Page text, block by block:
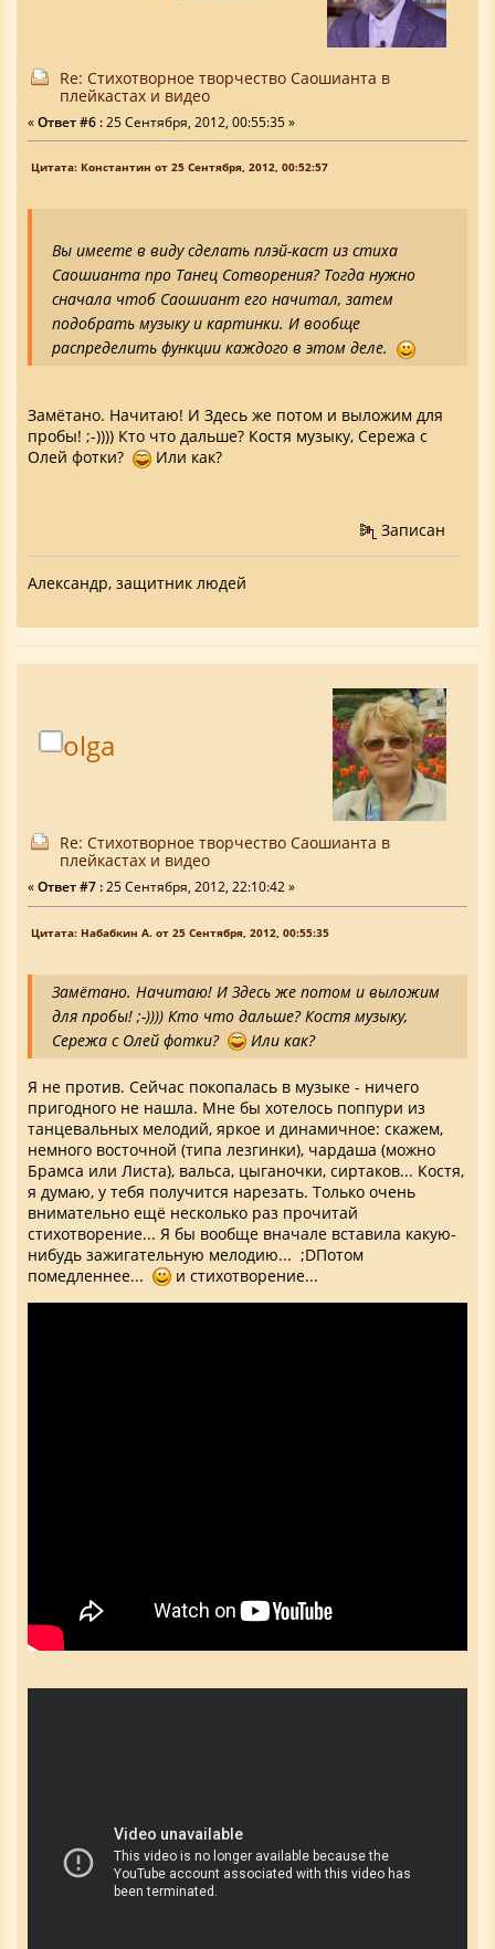
Re: Стихотворное творчество Саошианта в
плейкастах и видео
«Ответ #6 : 25 Сентября, 2012, 00:55:35 »
Цитата: Константин от 25 Сентября, 2012, 00:52:57
Вы имеете в виду сделать плэй-каст из стиха
Саошианта про Танец Сотворения? Тогда нужно
сначала чтоб Саошиант его начитал, затем
подобрать музыку и картинки. И вообще
распределить функции каждого в этом деле.
Замётано. Начитаю! И Здесь же потом и выложим для
пробы! ;-)))) Кто что дальше? Костя музыку, Сережа с
Олей фотки?
Или как?
Записан
Александр, защитник людей
olga
Re: Стихотворное творчество Саошианта в
плейкастах и видео
«Ответ #7 :25 Сентября, 2012, 22:10:42 »
Цитата: Набабкин А. от 25 Сентября, 2012, 00:55:35
Замётано. Начитаю! И Здесь же потом и выложим
для пробы! ;-)))) Кто что дальше? Костя музыку,
Сережа с Олей фотки?
Или как?
Я не против. Сейчас покопалась в музыке - ничего
пригодного не нашла. Мне бы хотелось поппури из
танцевальных мелодий, яркое и динамичное: скажем,
немного восточной (типа лезгинки), чардаша (можно
Брамса или Листа), вальса, цыганочки, сиртаков... Костя,
я думаю, у тебя получится нарезать. Только очень
внимательно ещё несколько раз прочитай
стихотворение... Я бы вообще вначале вставила какую-
нибудь зажигательную мелодию... ;DПотом
помедленнее...
и стихотворение...